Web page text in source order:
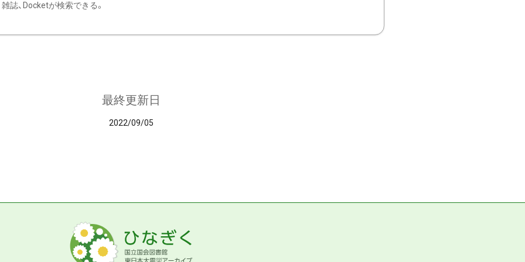
雑誌、Docketが検索できる。
最終更新日
2022/09/05